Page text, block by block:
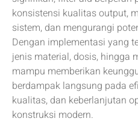
konsistensi kualitas output,
sistem, dan mengurangi
Dengan implementasi yang
jenis material, dosis, hingga
mampu memberikan
berdampak langsung pada
kualitas, dan keberlanjutan
konstruksi modern.